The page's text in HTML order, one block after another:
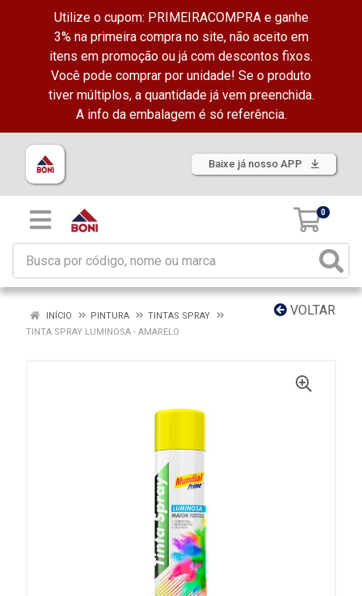
Utilize o cupom: PRIMEIRACOMPRA e ganhe
3% na primeira compra no site, não aceito em
itens em promoção ou já com descontos fixos.
Você pode comprar por unidade! Se o produto
tiver múltiplos, a quantidade já vem preenchida.
A info da embalagem é só referência.
Baixe já nosso APP
0
VOLTAR
INÍCIO PINTURA
TINTAS SPRAY
TINTA SPRAY LUMINOSA - AMARELO